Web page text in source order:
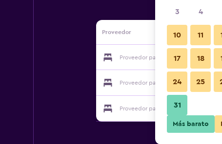
Proveedor
Proveedor para Bed & Breakfast De
Proveedor para Bed & Breakfast De
Proveedor para Bed & Breakfast De
3 4
10 11
17 18
24 25
31
Más barato